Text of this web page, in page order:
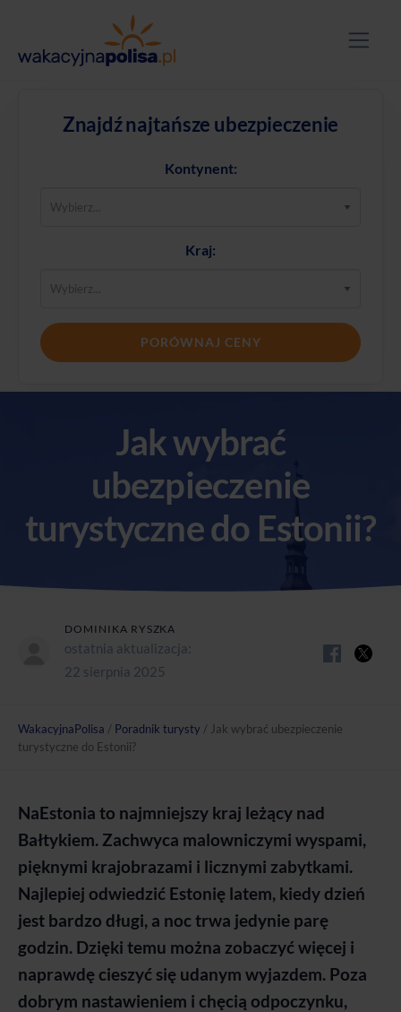
Znajdź najtańsze ubezpieczenie
Kontynent:
Kraj:
PORÓWNAJ CENY
Jak wybrać
ubezpieczenie
turystyczne do Estonii?
DOMINIKA RYSZKA
ostatnia aktualizacja:
22 sierpnia 2025
WakacyjnaPolisa / Poradnik turysty / Jak wybrać ubezpieczenie
turystyczne do Estonii?
NaEstonia to najmniejszy kraj leżący nad
Bałtykiem. Zachwyca malowniczymi wyspami,
pięknymi krajobrazami i licznymi zabytkami.
Najlepiej odwiedzić Estonię latem, kiedy dzień
jest bardzo długi, a noc trwa jedynie parę
godzin. Dzięki temu można zobaczyć więcej i
naprawdę cieszyć się udanym wyjazdem. Poza
dobrym nastawieniem i chęcią odpoczynku,